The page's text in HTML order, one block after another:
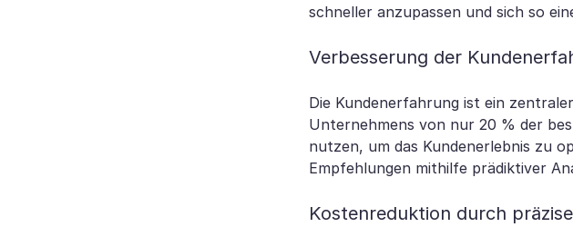
schneller anzupassen und sich so
Verbesserung der
Die Kundenerfahrung ist ein
Unternehmens von nur 20 % der
nutzen, um das Kundenerlebnis zu
Empfehlungen mithilfe prädiktiver
Kostenreduktion durch